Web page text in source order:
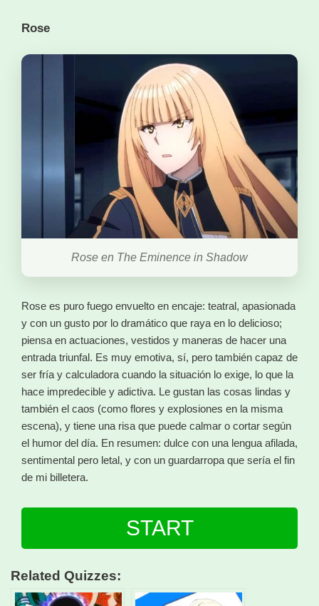
Rose
Rose en The Eminence in Shadow
Rose es puro fuego envuelto en encaje: teatral, apasionada
y con un gusto por lo dramático que raya en lo delicioso;
piensa en actuaciones, vestidos y maneras de hacer una
entrada triunfal. Es muy emotiva, sí, pero también capaz de
ser fría y calculadora cuando la situación lo exige, lo que la
hace impredecible y adictiva. Le gustan las cosas lindas y
también el caos (como flores y explosiones en la misma
escena), y tiene una risa que puede calmar o cortar según
el humor del día. En resumen: dulce con una lengua afilada,
sentimental pero letal, y con un guardarropa que sería el fin
de mi billetera.
START
Related Quizzes: